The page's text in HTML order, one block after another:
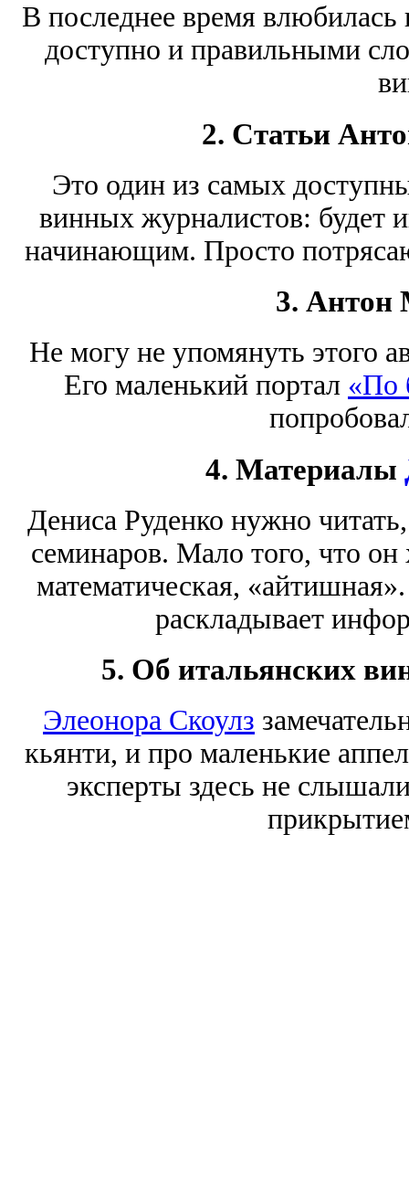
В последнее время влюбилась
доступно и правильными
2. Статьи
Это один из самых
винных журналистов: будет
начинающим. Просто
3. Антон
Не могу не упомянуть этого
Его маленький портал «По
4. Материалы
Дениса Руденко нужно
семинаров. Мало того, что он
математическая,
раскладывает
5. Об итальянских
Элеонора Скоулз
кьянти, и про маленькие
эксперты здесь не